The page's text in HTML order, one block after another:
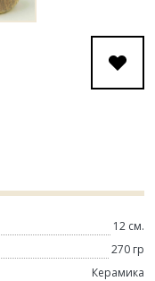
12 см.
270 гр
Керамика